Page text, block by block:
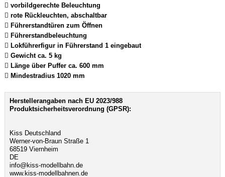
 vorbildgerechte Beleuchtung
 rote Rückleuchten, abschaltbar
 Führerstandtüren zum Öffnen
 Führerstandbeleuchtung
 Lokführerfigur in Führerstand 1 eingebaut
 Gewicht ca. 5 kg
 Länge über Puffer ca. 600 mm
 Mindestradius 1020 mm
Herstellerangaben nach EU 2023/988
Produktsicherheitsverordnung (GPSR):
Kiss Deutschland
Werner-von-Braun Straße 1
68519 Viernheim
DE
info@kiss-modellbahn.de
www.kiss-modellbahnen.de